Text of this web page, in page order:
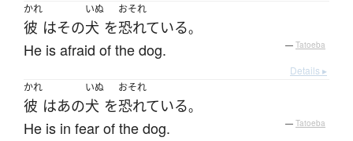
かれ
彼 はその
いぬ
犬 を
おそれ
恐れている。
He is afraid of the dog. — Tatoeba
Details ▸
かれ
彼 はあの
いぬ
犬 を
おそれ
恐れている。
He is in fear of the dog. — Tatoeba